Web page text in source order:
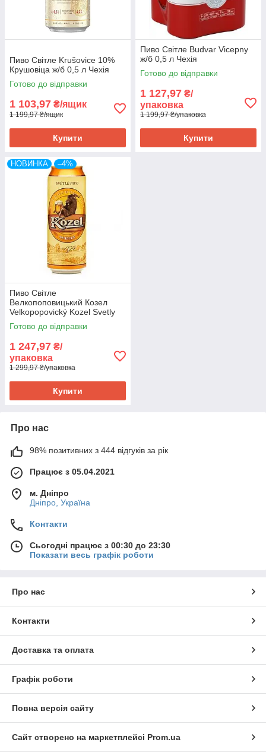
Пиво Світле Krušovice 10%
Крушовіца ж/б 0,5 л Чехія
Готово до відправки
1 103,97 ₴/ящик
1 199,97 ₴/ящик
Купити
Пиво Світле Budvar Vicepny
ж/б 0,5 л Чехія
Готово до відправки
1 127,97 ₴/
упаковка
1 199,97 ₴/упаковка
Купити
НОВИНКА –4%
Пиво Світле
Велкопоповицький Козел
Velkopopovický Kozel Svetly
0,5 л Чехія
Готово до відправки
1 247,97 ₴/
упаковка
1 299,97 ₴/упаковка
Купити
Про нас
98% позитивних з 444 відгуків за рік
Працює з 05.04.2021
м. Дніпро
Дніпро, Україна
Контакти
Сьогодні працює з 00:30 до 23:30
Показати весь графік роботи
Про нас
Контакти
Доставка та оплата
Графік роботи
Повна версія сайту
Сайт створено на маркетплейсі Prom.ua